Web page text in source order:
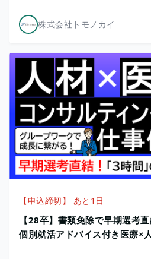
株式会社トモノカイ
【申込締切】 あと1日
【28卒】書類免除で早期選考
個別就活アドバイス付き医療×